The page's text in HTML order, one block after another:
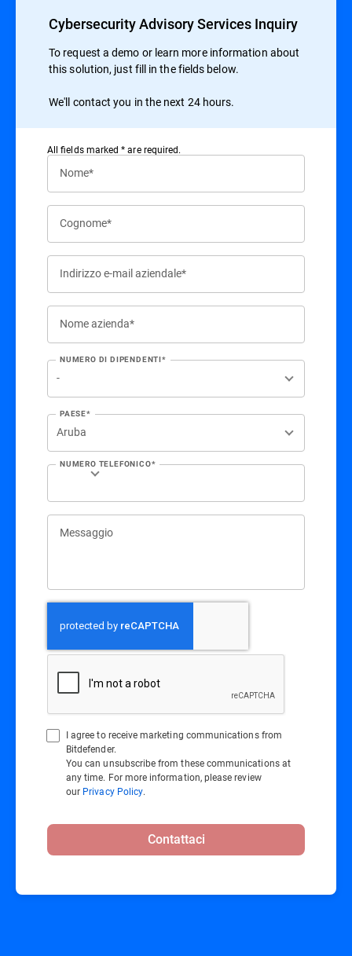
Cybersecurity Advisory Services Inquiry
To request a demo or learn more information about
this solution, just fill in the fields below.
We'll contact you in the next 24 hours.
All ﬁelds marked * are required.
Nome*
Cognome*
Indirizzo e-mail aziendale*
Nome azienda*
NUMERO DI DIPENDENTI*
PAESE*
NUMERO TELEFONICO*
Messaggio
I agree to receive marketing communications from
Bitdefender.
You can unsubscribe from these communications at
any time. For more information, please review
our Privacy Policy.
Contattaci